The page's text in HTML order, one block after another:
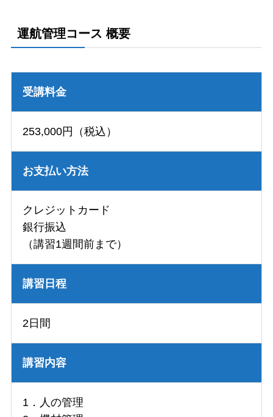
運航管理コース 概要
受講料金
253,000円（税込）
お支払い方法
クレジットカード
銀行振込
（講習1週間前まで）
講習日程
2日間
講習内容
1．人の管理